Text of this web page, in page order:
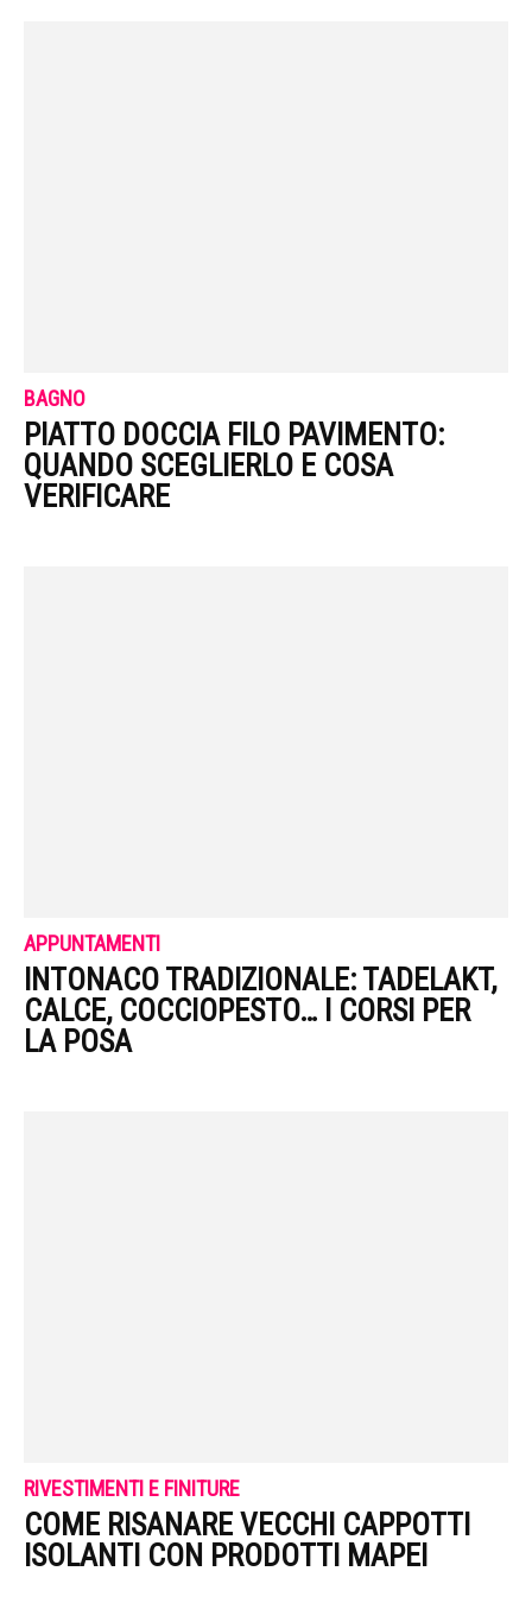
BAGNO
PIATTO DOCCIA FILO PAVIMENTO:
QUANDO SCEGLIERLO E COSA
VERIFICARE
APPUNTAMENTI
INTONACO TRADIZIONALE: TADELAKT,
CALCE, COCCIOPESTO… I CORSI PER
LA POSA
RIVESTIMENTI E FINITURE
COME RISANARE VECCHI CAPPOTTI
ISOLANTI CON PRODOTTI MAPEI